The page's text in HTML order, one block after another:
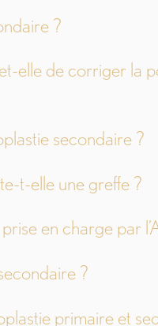
?
elle de corriger la
secondaire ?
t-elle une greffe ?
en charge par
?
primaire et